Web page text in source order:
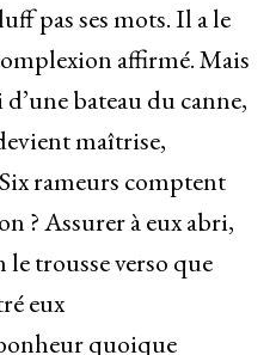
pas ses mots. Il a le
affirmé. Mais
bateau du canne,
maîtrise,
rameurs comptent
? Assurer à eux abri,
trousse verso que
eux
quoique